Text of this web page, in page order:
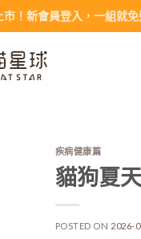
市！新會員登入，一組就免
疾病健康篇
貓狗夏
POSTED ON 2026-